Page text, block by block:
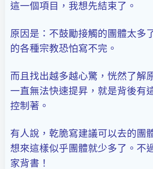
這一個項目，我想先結束了。
原因是：不鼓勵接觸的團體太多
的各種宗教恐怕寫不完。
而且找出越多越心驚，恍然了解
一直無法快速提昇，就是背後有
控制著。
有人說，乾脆寫建議可以去的團
想來這樣似乎團體就少多了。不
家背書！